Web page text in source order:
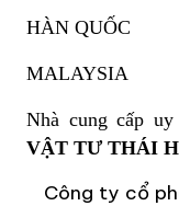
HÀN QUỐC
MALAYSIA
Nhà cung cấp
VẬT TƯ THÁI
Công ty cổ